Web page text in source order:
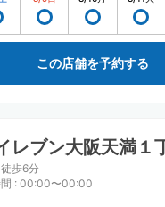
この店舗を予約する
レブン大阪天満１
歩6分
: 00:00〜00:00